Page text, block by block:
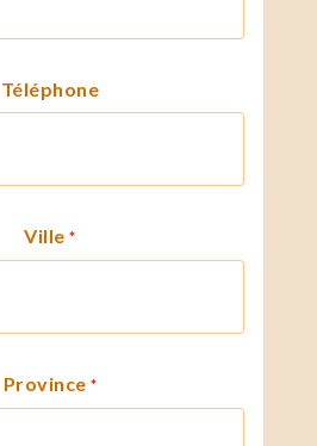
Téléphone
Ville *
Province *